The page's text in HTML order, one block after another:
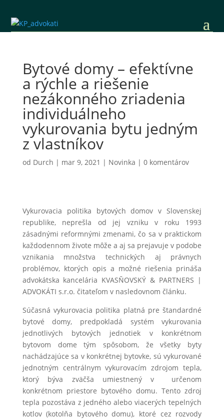
Bytové domy – efektívne
a rýchle a riešenie
nezákonného zriadenia
individuálneho
vykurovania bytu jedným
z vlastníkov
od Durch | mar 9, 2021 | Novinka | 0 komentárov
Vykurovacia politika bytových domov v Slovenskej
republike, neprešla od jej vzniku v roku 1993
zásadnými reformnými zmenami, čo sa v praktickom
každodennom živote môže a aj sa prejavuje v podobe
vznikania množstva technických aj právnych
problémov, ktorých opis a možné riešenia prináša
advokátska kancelária KVASŇOVSKÝ & PARTNERS |
ADVOKÁTI s.r.o. čitateľom v nasledovnom článku.
Súčasná vykurovacia politika platná pre štandardné
bytové domy, predpokladá systém vykurovania
jednotlivých bytových jednotiek v konkrétnom
bytovom dome tým spôsobom, že všetky byty
nachádzajúce sa v konkrétnej bytovke, sú vykurované
jednotným centrálnym vykurovacím zdrojom tepla,
ktorý býva zväčša umiestnený v určenom
konkrétnom priestore bytového domu. Tento zdroj
tepla pozostáva z jedného alebo viacerých tepelných
kotlov (kotolňa bytového domu), ktoré cez rozvody